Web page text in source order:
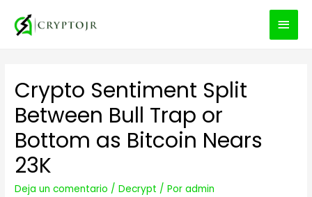
Crypto Sentiment Split
Between Bull Trap or
Bottom as Bitcoin Nears
23K
Deja un comentario /Decrypt / Poradmin